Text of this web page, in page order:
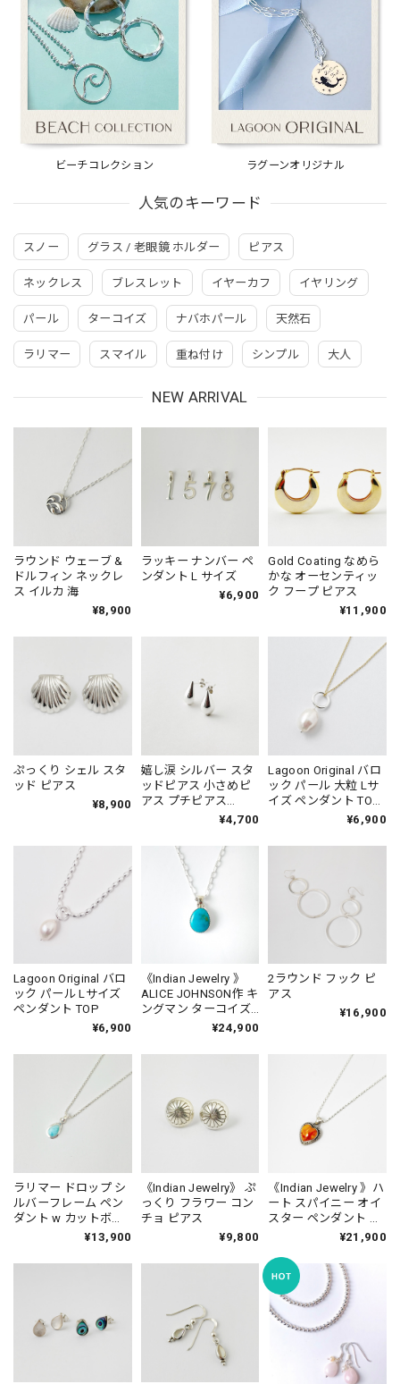
ビーチコレクション ラグーンオリジナル
NEW ARRIVAL
ラウンド ウェーブ &
ドルフィン ネックレ
ス イルカ 海
¥8,900
ラッキー ナンバー ペ
ンダント L サイズ
¥6,900
Gold Coating なめら
かな オーセンティッ
ク フープ ピアス
¥11,900
ぷっくり シェル スタ
ッド ピアス
¥8,900
嬉し涙 シルバー スタ
ッドピアス 小さめピ
アス プチピアス
¥4,700
Lagoon Original バロ
ック パール 大粒 Lサ
イズ ペンダント TOP
with Gold Coating¥6,900
Lagoon Original バロ
ック パール Lサイズ
ペンダント TOP
¥6,900
《Indian Jewelry 》
ALICE JOHNSON作 キ
ングマン ターコイズ
ぷっくりドロップ型
ス (チェーン オプショ
¥24,900
2ラウンド フック ピ
アス
¥16,900
ラリマー ドロップ シ
ルバーフレーム ペン
ダント w カットボー
¥13,900
《Indian Jewelry》 ぷ
っくり フラワー コン
チョ ピアス
¥9,800
《Indian Jewelry 》ハ
ート スパイニー オイ
スター ペンダント ネ
ックレス Mサイズ¥21,900
人気のキーワード
スノー グラス / 老眼鏡 ホルダー ピアス
ネックレス ブレスレット イヤーカフ イヤリング
パール ターコイズ ナバホパール 天然石
ラリマー スマイル 重ね付け シンプル 大人